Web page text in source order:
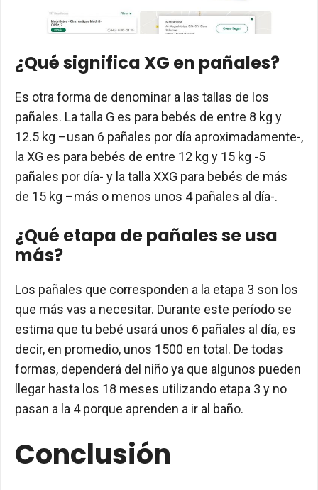
¿Qué significa XG en pañales?
Es otra forma de denominar a las tallas de los
pañales. La talla G es para bebés de entre 8 kg y
12.5 kg –usan 6 pañales por día aproximadamente-,
la XG es para bebés de entre 12 kg y 15 kg -5
pañales por día- y la talla XXG para bebés de más
de 15 kg –más o menos unos 4 pañales al día-.
¿Qué etapa de pañales se usa
más?
Los pañales que corresponden a la etapa 3 son los
que más vas a necesitar. Durante este período se
estima que tu bebé usará unos 6 pañales al día, es
decir, en promedio, unos 1500 en total. De todas
formas, dependerá del niño ya que algunos pueden
llegar hasta los 18 meses utilizando etapa 3 y no
pasan a la 4 porque aprenden a ir al baño.
Conclusión